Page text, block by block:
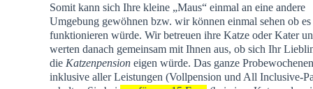
Somit kann sich Ihre kleine „Maus“ einmal an eine andere
Umgebung gewöhnen bzw. wir können einmal sehen ob es
funktionieren würde. Wir betreuen ihre Katze oder Kater
werten danach gemeinsam mit Ihnen aus, ob sich Ihr
die Katzenpensioneigen würde. Das ganze
inklusive aller Leistungen (Vollpension und All Inclusive-